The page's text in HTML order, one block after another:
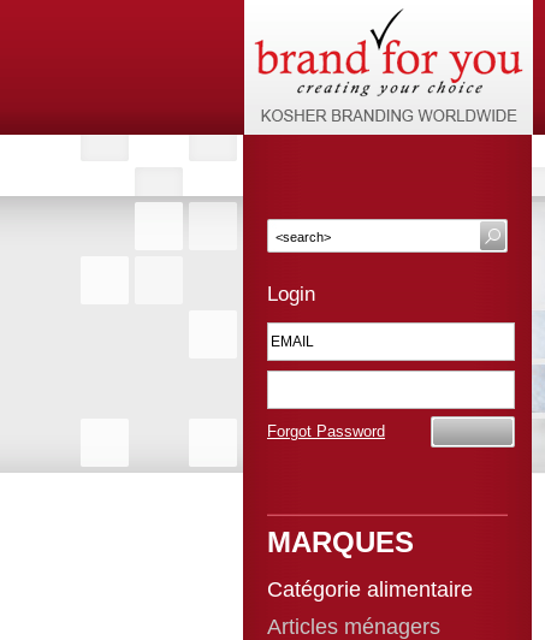
Login
Forgot Password
MARQUES
Catégorie alimentaire
Articles ménagers